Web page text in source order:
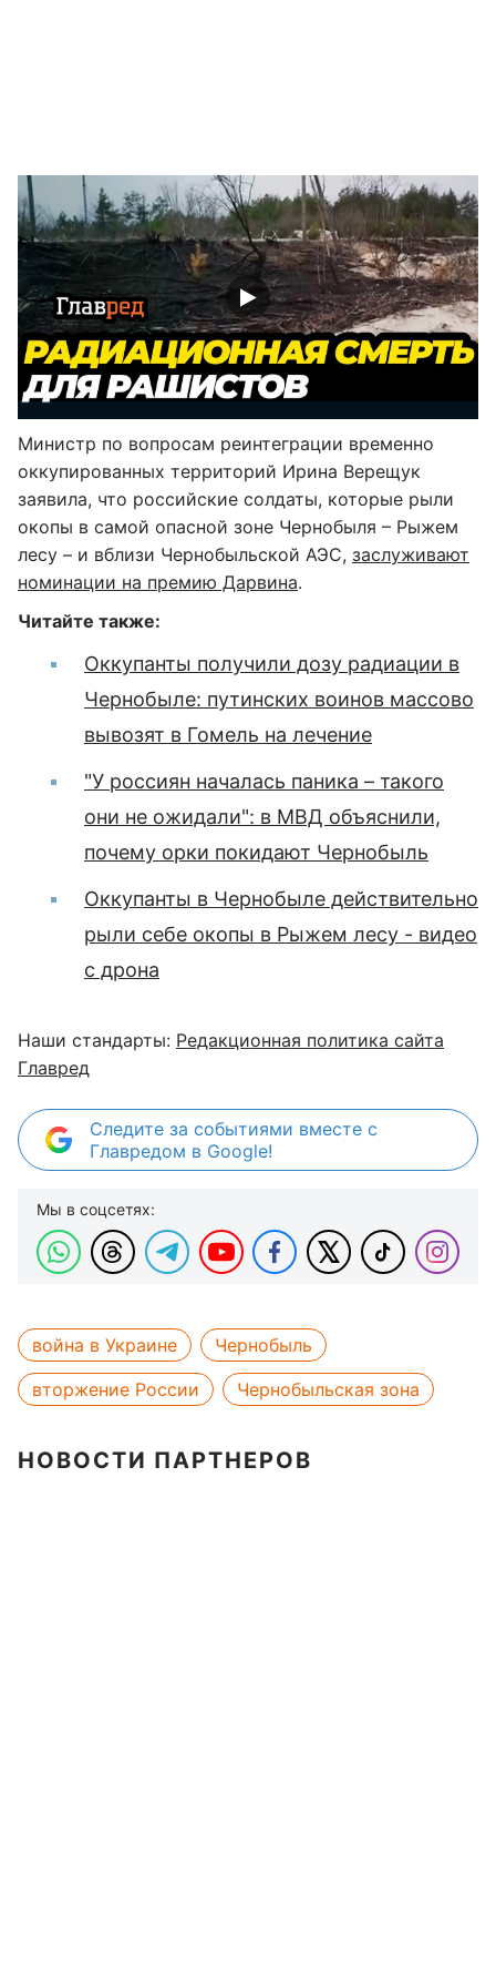
Министр по вопросам реинтеграции временно
оккупированных территорий Ирина Верещук
заявила, что российские солдаты, которые рыли
окопы в самой опасной зоне Чернобыля – Рыжем
лесу – и вблизи Чернобыльской АЭС, заслуживают
номинации на премию Дарвина.
Читайте также:
Оккупанты получили дозу радиации в
Чернобыле: путинских воинов массово
вывозят в Гомель на лечение
"У россиян началась паника – такого
они не ожидали": в МВД объяснили,
почему орки покидают Чернобыль
Оккупанты в Чернобыле действительно
рыли себе окопы в Рыжем лесу - видео
с дрона
Наши стандарты: Редакционная политика сайта
Главред
Следите за событиями вместе с
Главредом в Google!
Мы в соцсетях:
война в Украине
Чернобыль
вторжение России
Чернобыльская зона
НОВОСТИ ПАРТНЕРОВ